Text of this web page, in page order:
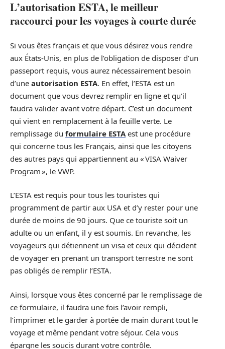
L’autorisation ESTA, le meilleur
raccourci pour les voyages à courte durée
Si vous êtes français et que vous désirez vous rendre
aux États-Unis, en plus de l’obligation de disposer d’un
passeport requis, vous aurez nécessairement besoin
d’une autorisation ESTA. En effet, l’ESTA est un
document que vous devrez remplir en ligne et qu’il
faudra valider avant votre départ. C’est un document
qui vient en remplacement à la feuille verte. Le
remplissage du formulaire ESTA est une procédure
qui concerne tous les Français, ainsi que les citoyens
des autres pays qui appartiennent au « VISA Waiver
Program », le VWP.
L’ESTA est requis pour tous les touristes qui
programment de partir aux USA et d’y rester pour une
durée de moins de 90 jours. Que ce touriste soit un
adulte ou un enfant, il y est soumis. En revanche, les
voyageurs qui détiennent un visa et ceux qui décident
de voyager en prenant un transport terrestre ne sont
pas obligés de remplir l’ESTA.
Ainsi, lorsque vous êtes concerné par le remplissage de
ce formulaire, il faudra une fois l’avoir rempli,
l’imprimer et le garder à portée de main durant tout le
voyage et même pendant votre séjour. Cela vous
épargne les soucis durant votre contrôle.